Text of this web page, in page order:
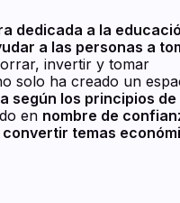
dedicada a la
a las personas a
invertir y tomar
solo ha creado un
según los principios de
en nombre de
temas